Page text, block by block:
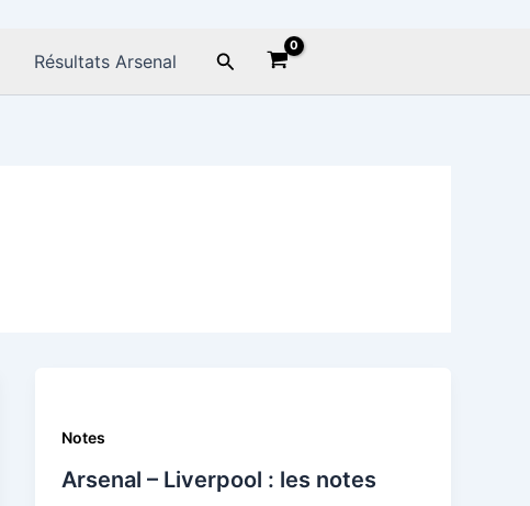
Résultats Arsenal Rechercher
Notes
Arsenal – Liverpool : les notes